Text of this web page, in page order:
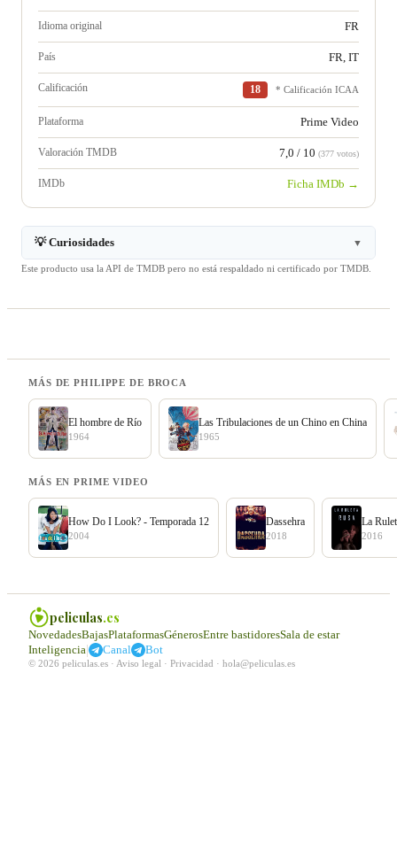
Idioma original FR
País FR, IT
Calificación 18 * Calificación ICAA
Plataforma Prime Video
Valoración TMDB 7,0 / 10 (377 votos)
IMDb Ficha IMDb →
💡 Curiosidades ▼
Este producto usa la API de TMDB pero no está respaldado ni certificado por TMDB.
MÁS DE PHILIPPE DE BROCA
El hombre de Río
1964
Las Tribulaciones de un Chino en China
1965
MÁS EN PRIME VIDEO
How Do I Look? - Temporada 12
2004
Dassehra
2018
La
2016
peliculas.es
NovedadesBajasPlataformasGénerosEntre bastidoresSala de estar
Inteligencia| Canal Bot
© 2026 peliculas.es · Aviso legal · Privacidad · hola@peliculas.es